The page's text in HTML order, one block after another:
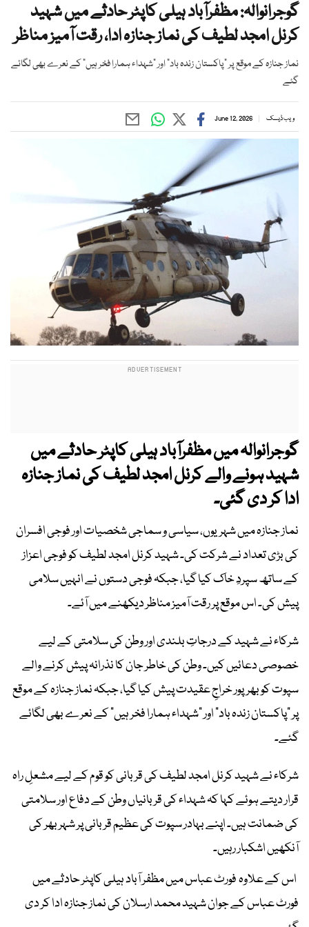
گوجرانوالہ: مظفرآباد ہیلی کاپٹر حادثے میں شہید
کرنل امجد لطیف کی نماز جنازہ ادا، رقت آمیز مناظر
نماز جنازہ کے موقع پر "پاکستان زندہ باد" اور "شہداء ہمارا فخر ہیں" کے نعرے بھی لگائے
گئے
ویب ڈیسک June 12, 2026
گوجرانوالہ میں مظفرآباد ہیلی کاپٹر حادثے میں
شہید ہونے والے کرنل امجد لطیف کی نماز جنازہ
ادا کر دی گئی۔
نماز جنازہ میں شہریوں، سیاسی و سماجی شخصیات اور فوجی افسران
کی بڑی تعداد نے شرکت کی۔ شہید کرنل امجد لطیف کو فوجی اعزاز
کے ساتھ سپردِ خاک کیا گیا، جبکہ فوجی دستوں نے انہیں سلامی
پیش کی۔ اس موقع پر رقت آمیز مناظر دیکھنے میں آئے۔
شرکاء نے شہید کے درجاتِ بلندی اور وطن کی سلامتی کے لیے
خصوصی دعائیں کیں۔ وطن کی خاطر جان کا نذرانہ پیش کرنے والے
سپوت کو بھرپور خراجِ عقیدت پیش کیا گیا، جبکہ نماز جنازہ کے موقع
پر "پاکستان زندہ باد" اور "شہداء ہمارا فخر ہیں" کے نعرے بھی لگائے
گئے۔
شرکاء نے شہید کرنل امجد لطیف کی قربانی کو قوم کے لیے مشعلِ راہ
قرار دیتے ہوئے کہا کہ شہداء کی قربانیاں وطن کے دفاع اور سلامتی
کی ضمانت ہیں۔ اپنے بہادر سپوت کی عظیم قربانی پر شہر بھر کی
آنکھیں اشکبار رہیں۔
اس کے علاوہ فورٹ عباس میں مظفر آباد ہیلی کاپٹر حادثے میں
فورٹ عباس کے جوان شہید محمد ارسلان کی نماز جنازہ ادا کر دی